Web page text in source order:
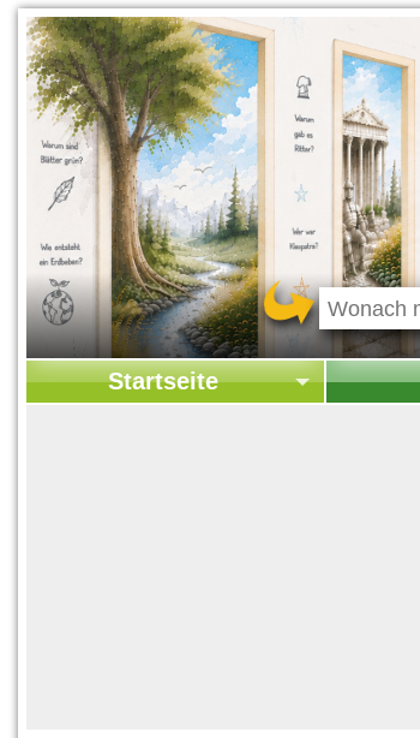
Startseite